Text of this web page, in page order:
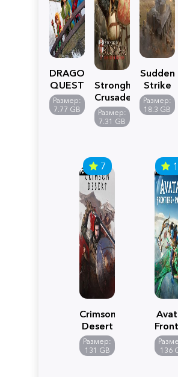
DRAGON
QUEST
VII
Reimagined
Размер:
7.77 GB
Stronghold
Crusader:
Definitive
Edition
Размер:
7.31 GB
Sudden
Strike
5
Размер:
18.3 GB
7
Crimson
Desert
Размер:
131 GB
of
136